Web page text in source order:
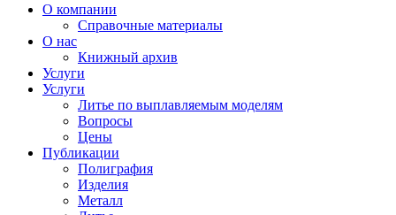
О компании
Справочные материалы
О нас
Книжный архив
Услуги
Услуги
Литье по выплавляемым моделям
Вопросы
Цены
Публикации
Полиграфия
Изделия
Металл